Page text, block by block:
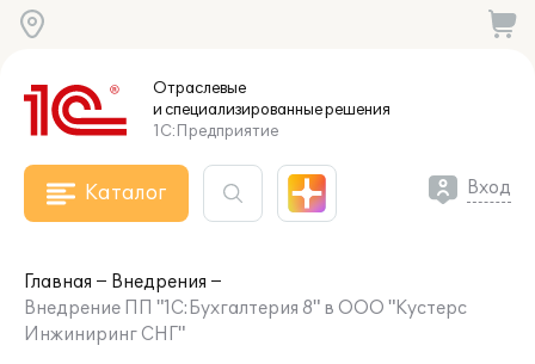
Отраслевые
и специализированныерешения
1С:Предприятие
Каталог Вход
Главная
Внедрения
Внедрение ПП "1С:Бухгалтерия 8" в ООО "Кустерс
Инжиниринг СНГ"